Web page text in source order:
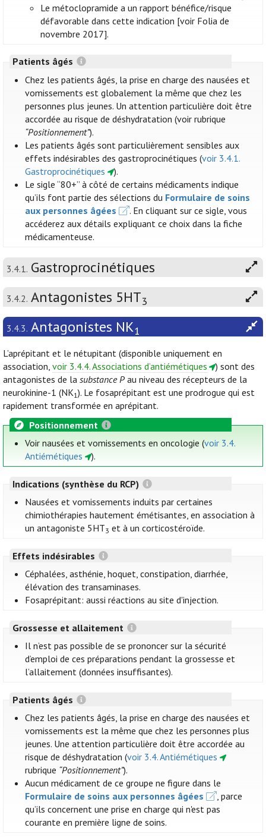
Le métoclopramide a un rapport bénéfice/risque
défavorable dans cette indication [voir Folia de
novembre 2017].
Patients âgés
Chez les patients âgés, la prise en charge des nausées et
vomissements est globalement la même que chez les
personnes plus jeunes. Un attention particulière doit être
accordée au risque de déshydratation (voir rubrique
“Positionnement”).
Les patients âgés sont particulièrement sensibles aux
effets indésirables des gastroprocinétiques (voir 3.4.1.
Gastroprocinétiques
).
Le sigle “80+” à côté de certains médicaments indique
qu’ils font partie des sélections du Formulaire de soins
aux personnes âgées
. En cliquant sur ce sigle, vous
accéderez aux détails expliquant ce choix dans la fiche
médicamenteuse.
3.4.1. Gastroprocinétiques
3.4.2. Antagonistes 5HT3
3.4.3. Antagonistes NK1
L’aprépitant et le nétupitant (disponible uniquement en
association, voir 3.4.4. Associations d’antiémétiques
) sont des
antagonistes de la substance P au niveau des récepteurs de la
neurokinine-1 (NK1). Le fosaprépitant est une prodrogue qui est
rapidement transformée en aprépitant.
Positionnement
Voir nausées et vomissements en oncologie (voir 3.4.
Antiémétiques
).
Indications (synthèse du RCP)
Nausées et vomissements induits par certaines
chimiothérapies hautement émétisantes, en association à
un antagoniste 5HT3 et à un corticostéroïde.
Effets indésirables
Céphalées, asthénie, hoquet, constipation, diarrhée,
élévation des transaminases.
Fosaprépitant: aussi réactions au site d'injection.
Grossesse et allaitement
Il n’est pas possible de se prononcer sur la sécurité
d’emploi de ces préparations pendant la grossesse et
l’allaitement (données insuffisantes).
Patients âgés
Chez les patients âgés, la prise en charge des nausées et
vomissements est la même que chez les personnes plus
jeunes. Une attention particulière doit être accordée au
risque de déshydratation (voir 3.4. Antiémétiques
rubrique “Positionnement”).
Aucun médicament de ce groupe ne figure dans le
Formulaire de soins aux personnes âgées
, parce
qu’ils concernent une prise en charge qui n'est pas
courante en première ligne de soins.